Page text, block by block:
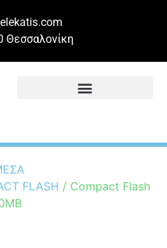
Θεσσαλονίκη
FLASH / Compact Flash